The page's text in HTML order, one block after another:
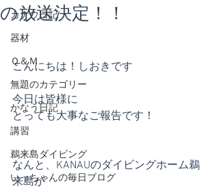
カナウ日記
器材
Ｑ＆Ｍ
無題のカテゴリー
かなう日記
講習
鵜来島ダイビング
いっちゃんの毎日ブログ
の放送決定！！
こんにちは！しおきです
今日は皆様に
とっても大事なご報告です！
なんと、KANAUのダイビングホーム鵜
来島が